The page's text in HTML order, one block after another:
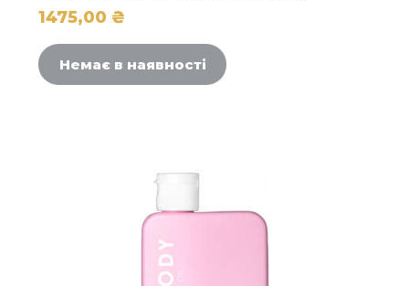
1475,00 ₴
Немає в наявності